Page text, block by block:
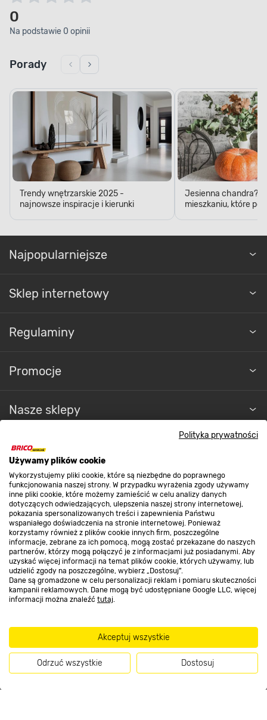
Polityka prywatności
Używamy plików cookie
Wykorzystujemy pliki cookie, które są niezbędne do poprawnego
funkcjonowania naszej strony. W przypadku wyrażenia zgody używamy
inne pliki cookie, które możemy zamieścić w celu analizy danych
dotyczących odwiedzających, ulepszenia naszej strony internetowej,
pokazania spersonalizowanych treści i zapewnienia Państwu
wspaniałego doświadczenia na stronie internetowej. Ponieważ
korzystamy również z plików cookie innych firm, poszczególne
informacje, zebrane za ich pomocą, mogą zostać przekazane do naszych
partnerów, którzy mogą połączyć je z informacjami już posiadanymi. Aby
uzyskać więcej informacji na temat plików cookie, których używamy, lub
udzielić zgody na poszczególne, wybierz „Dostosuj”.
Dane są gromadzone w celu personalizacji reklam i pomiaru skuteczności
kampanii reklamowych. Dane mogą być udostępniane Google LLC, więcej
informacji można znaleźć tutaj.
Akceptuj wszystkie
Odrzuć wszystkie Dostosuj
0
Na podstawie 0 opinii
Porady
Trendy wnętrzarskie 2025 -
najnowsze inspiracje i kierunki
Jesienna chandra?
mieszkaniu, które
Najpopularniejsze
Sklep internetowy
Regulaminy
Promocje
Nasze sklepy
O nas
Kontakt do sklepu
Strefa biznesu
Dołącz do nas